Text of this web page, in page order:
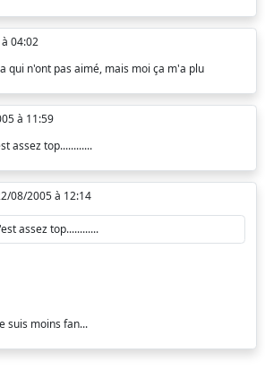
04:02
qui n'ont pas aimé, mais moi ça m'a plu
à 11:59
assez top............
08/2005 à 12:14
assez top............
suis moins fan...